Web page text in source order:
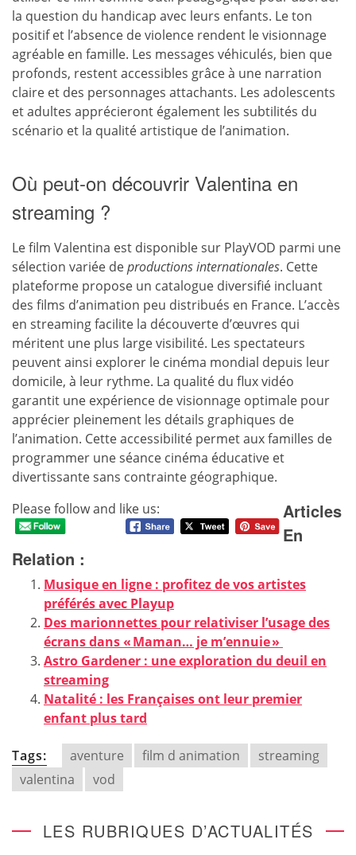
la question du handicap avec leurs enfants. Le ton
positif et l’absence de violence rendent le visionnage
agréable en famille. Les messages véhiculés, bien que
profonds, restent accessibles grâce à une narration
claire et des personnages attachants. Les adolescents
et adultes apprécieront également les subtilités du
scénario et la qualité artistique de l’animation.
Où peut-on découvrir Valentina en
streaming ?
Le film Valentina est disponible sur PlayVOD parmi une
sélection variée deproductions internationales. Cette
plateforme propose un catalogue diversifié incluant
des films d’animation peu distribués en France. L’accès
en streaming facilite la découverte d’œuvres qui
méritent une plus large visibilité. Les spectateurs
peuvent ainsi explorer le cinéma mondial depuis leur
domicile, à leur rythme. La qualité du flux vidéo
garantit une expérience de visionnage optimale pour
apprécier pleinement les détails graphiques de
l’animation. Cette accessibilité permet aux familles de
programmer une séance cinéma éducative et
divertissante sans contrainte géographique.
Please follow and like us:
Articles
En
Relation :
Musique en ligne : profitez de vos artistes
préférés avec Playup
Des marionnettes pour relativiser l’usage des
écrans dans « Maman… je m’ennuie »
Astro Gardener : une exploration du deuil en
streaming
Natalité : les Françaises ont leur premier
enfant plus tard
Tags: aventure film d animation
streaming
valentina
vod
LES RUBRIQUES D’ACTUALITÉS